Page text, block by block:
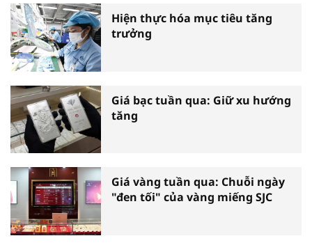
Hiện thực hóa mục tiêu tăng
trưởng
Giá bạc tuần qua: Giữ xu hướng
tăng
Giá vàng tuần qua: Chuỗi ngày
"đen tối" của vàng miếng SJC